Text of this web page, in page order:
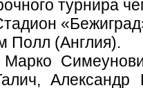
турнира
Полл (Англия).
Марко